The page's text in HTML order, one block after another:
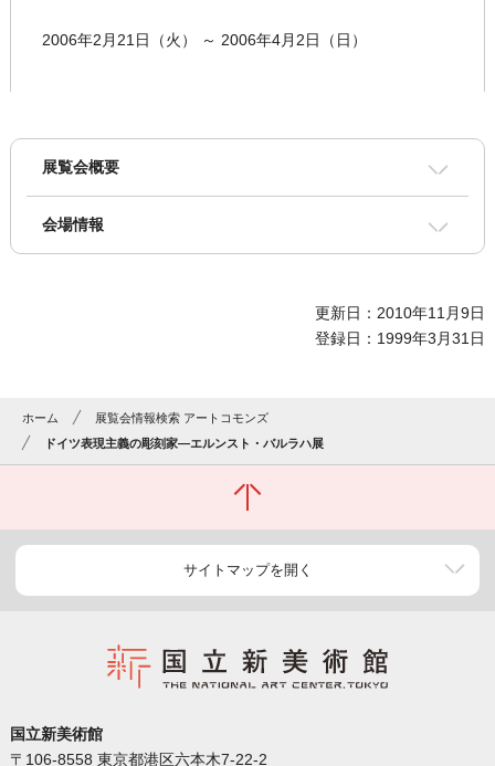
2006年2月21日（火） ～ 2006年4月2日（日）
展覧会概要
会場情報
更新日：2010年11月9日
登録日：1999年3月31日
ホーム
展覧会情報検索 アートコモンズ
ドイツ表現主義の彫刻家―エルンスト・バルラハ展
サイトマップを開く
国立新美術館
〒106-8558 東京都港区六本木7-22-2